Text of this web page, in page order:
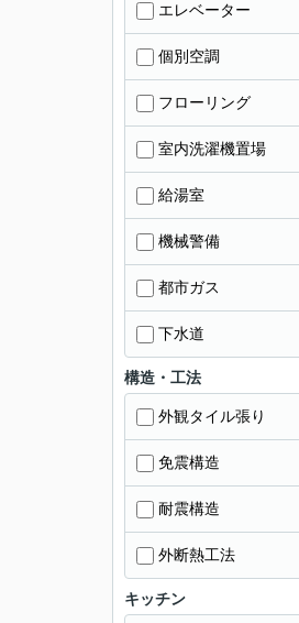
エレベーター
個別空調
フローリング
室内洗濯機置場
給湯室
機械警備
都市ガス
下水道
構造・工法
外観タイル張り
免震構造
耐震構造
外断熱工法
キッチン